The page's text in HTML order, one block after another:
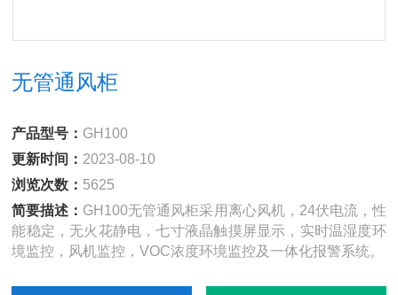
无管通风柜
产品型号： GH100
更新时间： 2023-08-10
浏览次数： 5625
简要描述： GH100无管通风柜采用离心风机，24伏电流，性
能稳定，无火花静电，七寸液晶触摸屏显示，实时温湿度环
境监控，风机监控，VOC浓度环境监控及一体化报警系统。